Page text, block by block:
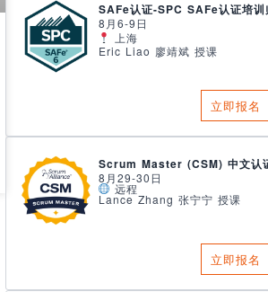
SAFe认证-SPC SAFe认证培训
8月6-9日
上海
Eric Liao 廖靖斌 授课
立即报名
Scrum Master (CSM) 中文认
8月29-30日
远程
Lance Zhang 张宁宁 授课
立即报名